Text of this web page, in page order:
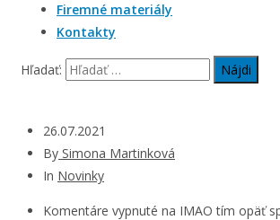
Firemné materiály
Kontakty
Hľadať:
26.07.2021
By Simona Martinková
In Novinky
Komentáre vypnuté na IMAO tím opäť